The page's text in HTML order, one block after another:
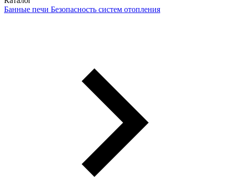
Банные печи Безопасность систем отопления